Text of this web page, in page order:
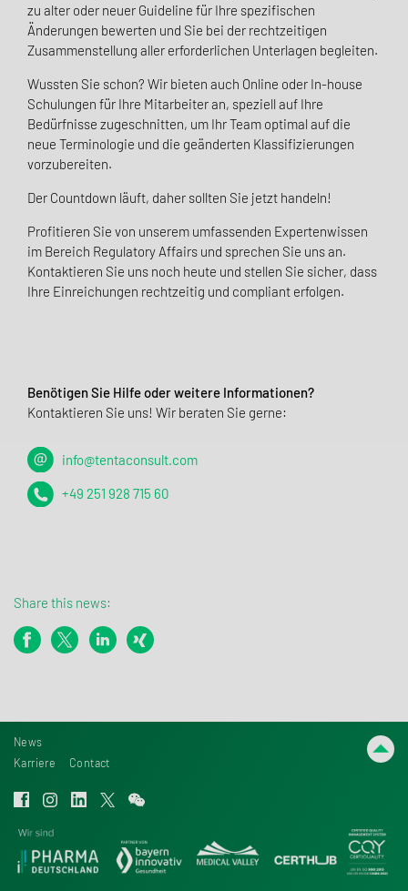
zu alter oder neuer Guideline für Ihre spezifischen
Änderungen bewerten und Sie bei der rechtzeitigen
Zusammenstellung aller erforderlichen Unterlagen begleiten.
Wussten Sie schon? Wir bieten auch Online oder In-house
Schulungen für Ihre Mitarbeiter an, speziell auf Ihre
Bedürfnisse zugeschnitten, um Ihr Team optimal auf die
neue Terminologie und die geänderten Klassifizierungen
vorzubereiten.
Der Countdown läuft, daher sollten Sie jetzt handeln!
Profitieren Sie von unserem umfassenden Expertenwissen
im Bereich Regulatory Affairs und sprechen Sie uns an.
Kontaktieren Sie uns noch heute und stellen Sie sicher, dass
Ihre Einreichungen rechtzeitig und compliant erfolgen.
Benötigen Sie Hilfe oder weitere Informationen?
Kontaktieren Sie uns! Wir beraten Sie gerne:
info@tentaconsult.com
+49 251 928 715 60
Share this news:
News
Karriere
Contact